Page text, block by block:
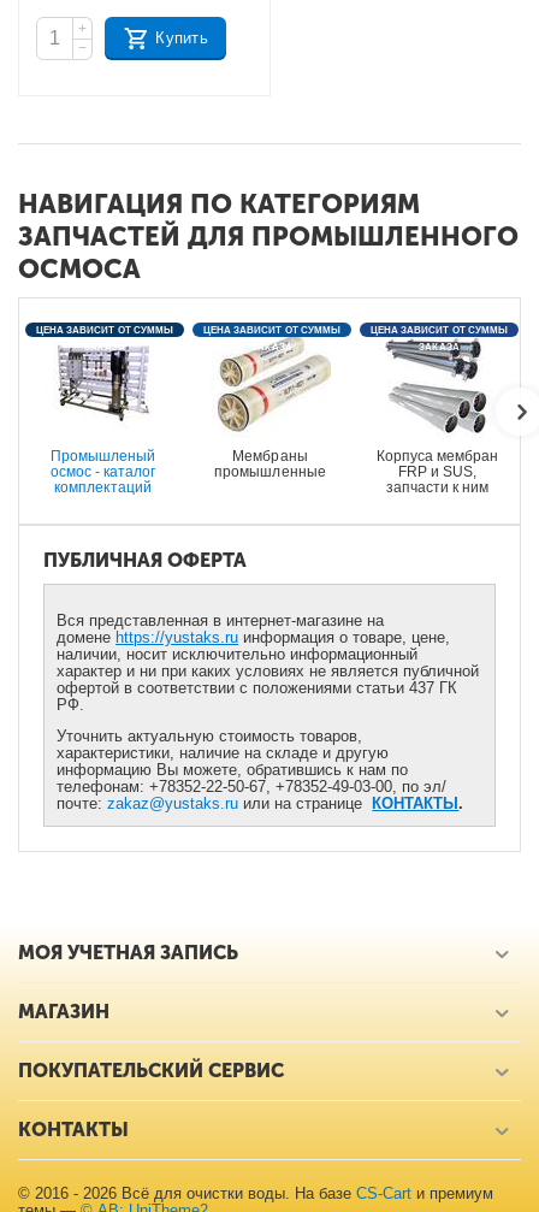
Производительность – 9,5 л/
час. Температура воды – до
40°C. В комплектации
+
−
Купить
НАВИГАЦИЯ ПО КАТЕГОРИЯМ
ЗАПЧАСТЕЙ ДЛЯ ПРОМЫШЛЕННОГО
ОСМОСА
Промышленый
осмос - каталог
комплектаций
ЦЕНА ЗАВИСИТ ОТ СУММЫ
ЗАКАЗА
Мембраны
промышленные
ЦЕНА ЗАВИСИТ ОТ СУММЫ
ЗАКАЗА
Корпуса мембран
FRP и SUS,
запчасти к ним
ЦЕНА ЗАВИСИТ ОТ СУММЫ
ЗАКАЗА
ПУБЛИЧНАЯ ОФЕРТА
Вся представленная в интернет-магазине на
домене https://yustaks.ru информация о товаре, цене,
наличии, носит исключительно информационный
характер и ни при каких условиях не является публичной
офертой в соответствии с положениями статьи 437 ГК
РФ.
Уточнить актуальную стоимость товаров,
характеристики, наличие на складе и другую
информацию Вы можете, обратившись к нам по
телефонам: +78352-22-50-67, +78352-49-03-00, по эл/
почте:zakaz@yustaks.ru или на странице КОНТАКТЫ.
МОЯ УЧЕТНАЯ ЗАПИСЬ
МАГАЗИН
ПОКУПАТЕЛЬСКИЙ СЕРВИС
КОНТАКТЫ
© 2016 - 2026 Всё для очистки воды. На базеCS-Cart и премиум